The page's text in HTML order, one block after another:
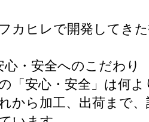
カヒレで開発してき
・安全へのこだわり
「安心・安全」は何よ
から加工、出荷まで